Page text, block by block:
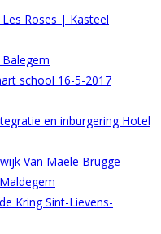
Roses | Kasteel
school 16-5-2017
en inburgering Hotel
Van Maele Brugge
Kring Sint-Lievens-